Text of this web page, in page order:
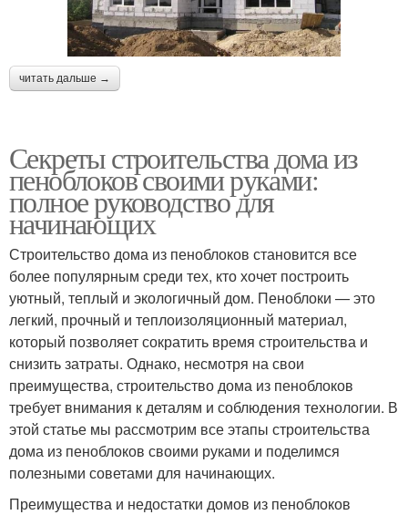
читать дальше →
Секреты строительства дома из
пеноблоков своими руками:
полное руководство для
начинающих
Строительство дома из пеноблоков становится все
более популярным среди тех, кто хочет построить
уютный, теплый и экологичный дом. Пеноблоки — это
легкий, прочный и теплоизоляционный материал,
который позволяет сократить время строительства и
снизить затраты. Однако, несмотря на свои
преимущества, строительство дома из пеноблоков
требует внимания к деталям и соблюдения технологии. В
этой статье мы рассмотрим все этапы строительства
дома из пеноблоков своими руками и поделимся
полезными советами для начинающих.
Преимущества и недостатки домов из пеноблоков